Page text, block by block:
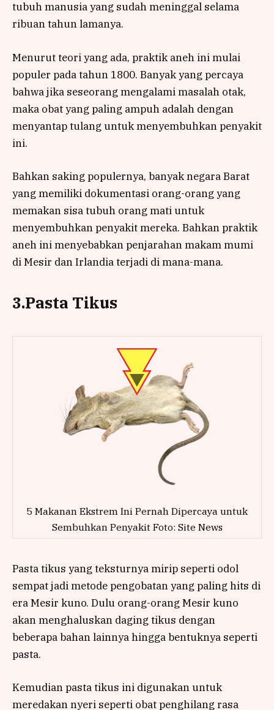
tubuh manusia yang sudah meninggal selama
ribuan tahun lamanya.
Menurut teori yang ada, praktik aneh ini mulai
populer pada tahun 1800. Banyak yang percaya
bahwa jika seseorang mengalami masalah otak,
maka obat yang paling ampuh adalah dengan
menyantap tulang untuk menyembuhkan penyakit
ini.
Bahkan saking populernya, banyak negara Barat
yang memiliki dokumentasi orang-orang yang
memakan sisa tubuh orang mati untuk
menyembuhkan penyakit mereka. Bahkan praktik
aneh ini menyebabkan penjarahan makam mumi
di Mesir dan Irlandia terjadi di mana-mana.
3.Pasta Tikus
5 Makanan Ekstrem Ini Pernah Dipercaya untuk
Sembuhkan Penyakit Foto: Site News
Pasta tikus yang teksturnya mirip seperti odol
sempat jadi metode pengobatan yang paling hits di
era Mesir kuno. Dulu orang-orang Mesir kuno
akan menghaluskan daging tikus dengan
beberapa bahan lainnya hingga bentuknya seperti
pasta.
Kemudian pasta tikus ini digunakan untuk
meredakan nyeri seperti obat penghilang rasa